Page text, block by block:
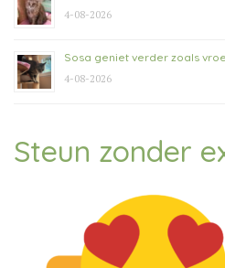
4-08-2026
Sosa geniet verder zoals
4-08-2026
Steun zonder